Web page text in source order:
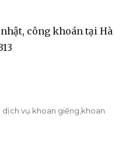
công khoán tại Hà
Thẻ
dịch vụ khoan giếng khoan